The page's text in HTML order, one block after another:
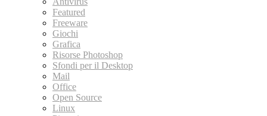
Featured
Freeware
Giochi
Grafica
Risorse Photoshop
Sfondi per il Desktop
Mail
Office
Open Source
Linux